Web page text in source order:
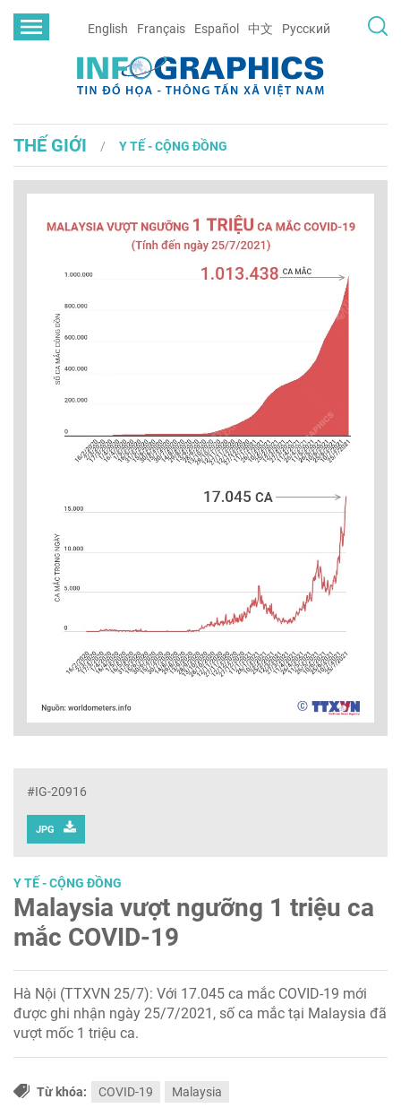
English Français Español 中文 Русский
THẾ GIỚI Y TẾ - CỘNG ĐỒNG
#IG-20916
JPG
Y TẾ - CỘNG ĐỒNG
Malaysia vượt ngưỡng 1 triệu ca
mắc COVID-19
Hà Nội (TTXVN 25/7): Với 17.045 ca mắc COVID-19 mới
được ghi nhận ngày 25/7/2021, số ca mắc tại Malaysia đã
vượt mốc 1 triệu ca.
Từ khóa: COVID-19 Malaysia